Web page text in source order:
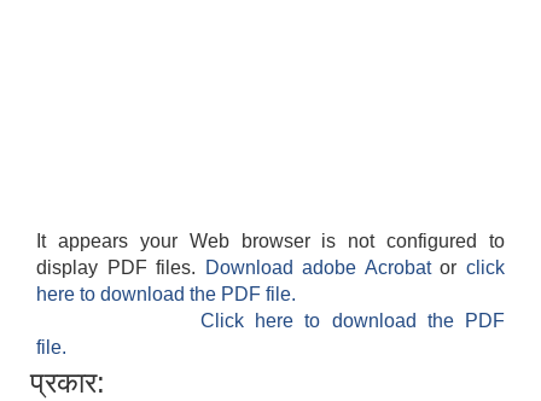
It appears your Web browser is not configured to
display PDF files.
Download adobe Acrobatorclick
here to download the PDF file.
Click here to download the PDF
file.
प्रकार: